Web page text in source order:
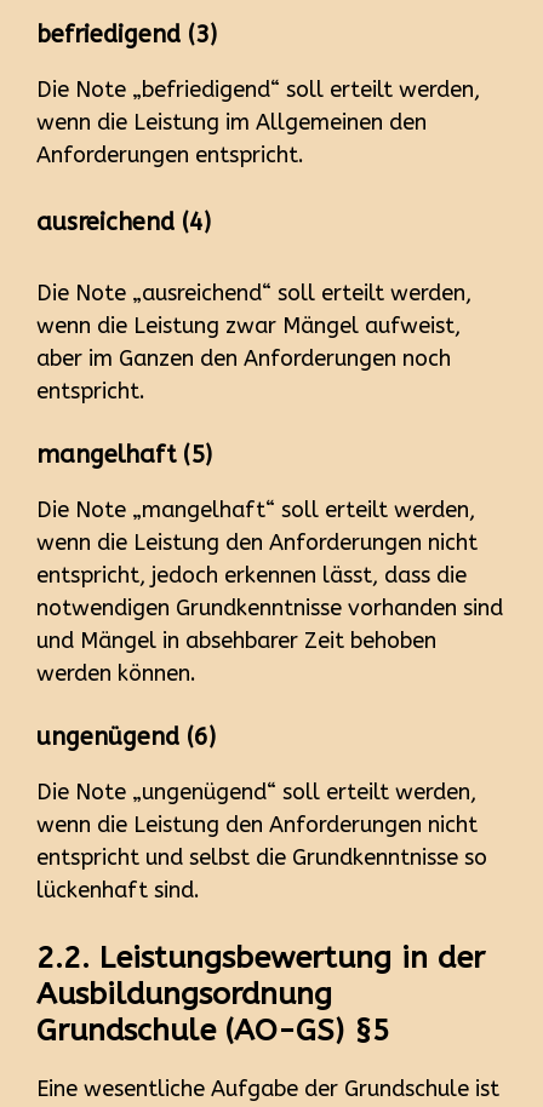
befriedigend (3)
Die Note „befriedigend“ soll erteilt werden,
wenn die Leistung im Allgemeinen den
Anforderungen entspricht.
ausreichend (4)
Die Note „ausreichend“ soll erteilt werden,
wenn die Leistung zwar Mängel aufweist,
aber im Ganzen den Anforderungen noch
entspricht.
mangelhaft (5)
Die Note „mangelhaft“ soll erteilt werden,
wenn die Leistung den Anforderungen nicht
entspricht, jedoch erkennen lässt, dass die
notwendigen Grundkenntnisse vorhanden sind
und Mängel in absehbarer Zeit behoben
werden können.
ungenügend (6)
Die Note „ungenügend“ soll erteilt werden,
wenn die Leistung den Anforderungen nicht
entspricht und selbst die Grundkenntnisse so
lückenhaft sind.
2.2. Leistungsbewertung in der
Ausbildungsordnung
Grundschule (AO-GS) §5
Eine wesentliche Aufgabe der Grundschule ist